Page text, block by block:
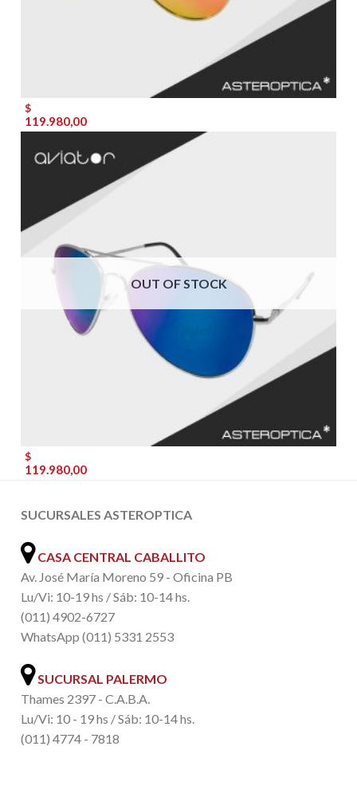
$
119.980,00
OUT OF STOCK
$
119.980,00
SUCURSALES ASTEROPTICA
CASA CENTRAL CABALLITO
Av. José María Moreno 59 - Oficina PB
Lu/Vi: 10-19 hs / Sáb: 10-14 hs.
(011) 4902-6727
WhatsApp (011) 5331 2553
SUCURSAL PALERMO
Thames 2397 - C.A.B.A.
Lu/Vi: 10 - 19 hs / Sáb: 10-14 hs.
(011) 4774 - 7818